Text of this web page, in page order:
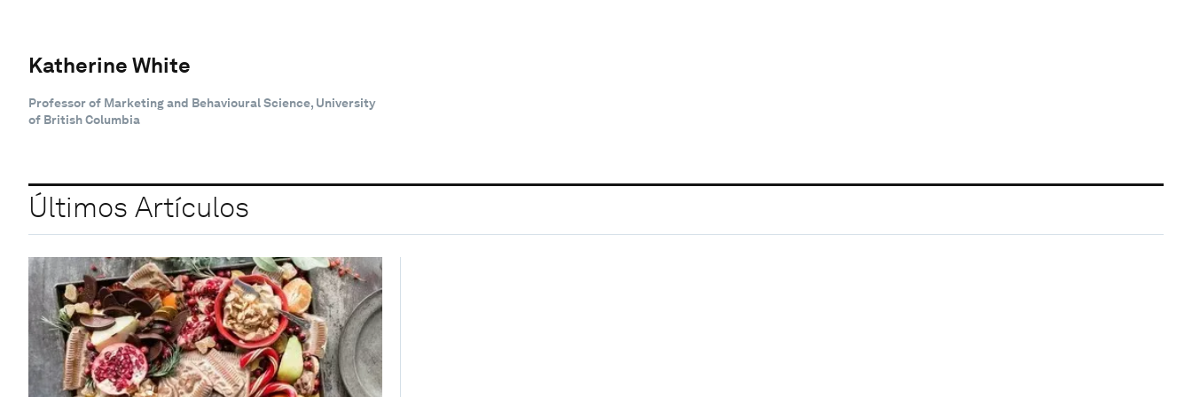
Katherine White
Professor of Marketing and Behavioural Science, University
of British Columbia
Últimos Artículos